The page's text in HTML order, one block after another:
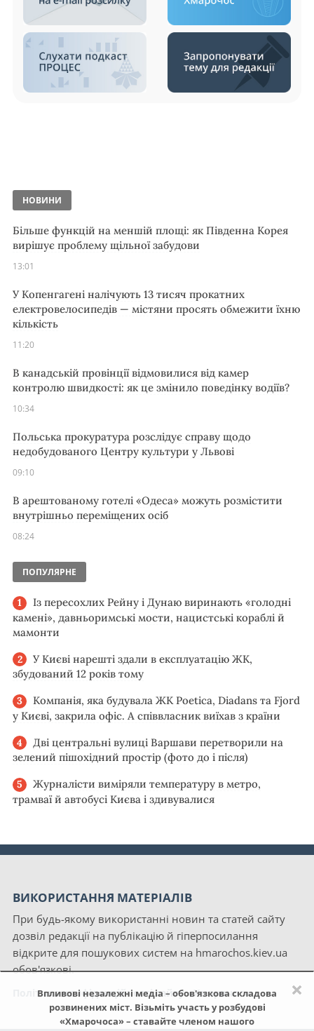
×
Впливові незалежні медіа – обов'язкова складова
розвинених міст. Візьміть участь у розбудові
«Хмарочоса» – ставайте членом нашого
НОВИНИ
Більше функцій на меншій площі: як Південна Корея
вирішує проблему щільної забудови
13:01
У Копенгагені налічують 13 тисяч прокатних
електровелосипедів — містяни просять обмежити їхню
кількість
11:20
В канадській провінції відмовилися від камер
контролю швидкості: як це змінило поведінку водіїв?
10:34
Польська прокуратура розслідує справу щодо
недобудованого Центру культури у Львові
09:10
В арештованому готелі «Одеса» можуть розмістити
внутрішньо переміщених осіб
08:24
ПОПУЛЯРНЕ
Із пересохлих Рейну і Дунаю виринають «голодні
камені», давньоримські мости, нацистські кораблі й
мамонти
У Києві нарешті здали в експлуатацію ЖК,
збудований 12 років тому
Компанія, яка будувала ЖК Poetica, Diadans та Fjord
у Києві, закрила офіс. А співвласник виїхав з країни
Дві центральні вулиці Варшави перетворили на
зелений пішохідний простір (фото до і після)
Журналісти виміряли температуру в метро,
трамваї й автобусі Києва і здивувалися
ВИКОРИСТАННЯ МАТЕРІАЛІВ
При будь-якому використанні новин та статей сайту
дозвіл редакції на публікацію й гіперпосилання
відкрите для пошукових систем на hmarochos.kiev.ua
обов'язкові.
Політика конфіденційності сайту «Хмарочос»